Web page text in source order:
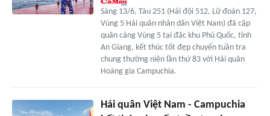
Sáng 13/6, Tàu 251 (Hải đội 512, Lữ đoàn 127,
Vùng 5 Hải quân nhân dân Việt Nam) đã cập
quân cảng Vùng 5 tại đặc khu Phú Quốc, tỉnh
An Giang, kết thúc tốt đẹp chuyến tuần tra
chung thường niên lần thứ 83 với Hải quân
Hoàng gia Campuchia.
Hải quân Việt Nam - Campuchia